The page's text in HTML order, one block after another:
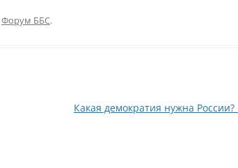
Форум ББС.
Какая демократия нужна России?